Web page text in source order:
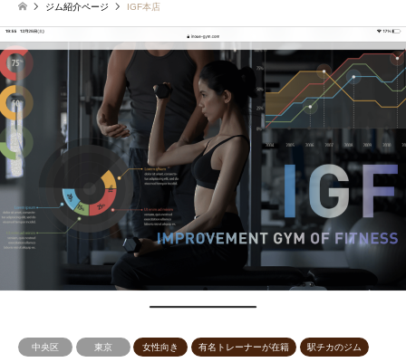
ジム紹介ページ IGF本店
中央区 東京 女性向き 有名トレーナーが在籍 駅チカのジム